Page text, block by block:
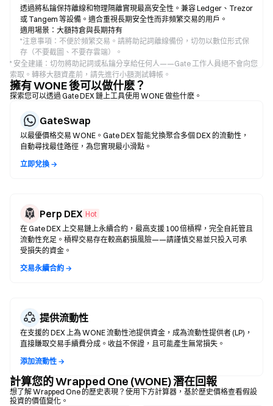
透過將私鑰保持離線和物理隔離實現最高安全性。兼容 Ledger、Trezor
或 Tangem 等設備。適合重視長期安全性而非頻繁交易的用戶。
適用場景：大額持倉與長期持有
*注意事項：不便於頻繁交易。請將助記詞離線備份，切勿以數位形式保
存（不要截圖、不要存雲端）。
* 安全建議：切勿將助記詞或私鑰分享給任何人——Gate 工作人員絕不會向您
索取。轉移大額資產前，請先進行小額測試轉帳。
擁有 WONE 後可以做什麽？
探索您可以透過 Gate DEX 鏈上工具使用 WONE 做些什麽。
GateSwap
以最優價格交易 WONE。Gate DEX 智能兌換聚合多個 DEX 的流動性，
自動尋找最佳路徑，為您實現最小滑點。
立即兌換 →
Perp DEX Hot
在 Gate DEX 上交易鏈上永續合約，最高支援 100 倍槓桿，完全自託管且
流動性充足。槓桿交易存在較高虧損風險——請謹慎交易並只投入可承
受損失的資金。
交易永續合約 →
提供流動性
在支援的 DEX 上為 WONE 流動性池提供資金，成為流動性提供者 (LP)，
直接賺取交易手續費分成。收益不保證，且可能產生無常損失。
添加流動性 →
計算您的 Wrapped One (WONE) 潛在回報
想了解 Wrapped One 的歷史表現？使用下方計算器，基於歷史價格查看假設
投資的價值變化。